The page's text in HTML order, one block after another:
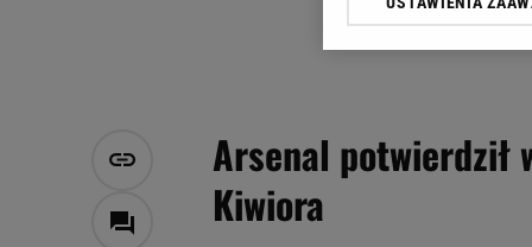
Arsenal potwierdził
Kiwiora
Klikając „Akceptuję”
Zaufanych Partnerów i
My, nasi Zaufani